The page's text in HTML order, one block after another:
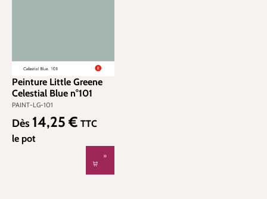
Peinture Little Greene
Celestial Blue n°101
PAINT-LG-101
Prix régulier :
Dès 14,25 € TTC
le pot